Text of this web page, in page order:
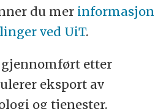
du mer informasjon
ved UiT.
etter
eksport av
og tjenester.